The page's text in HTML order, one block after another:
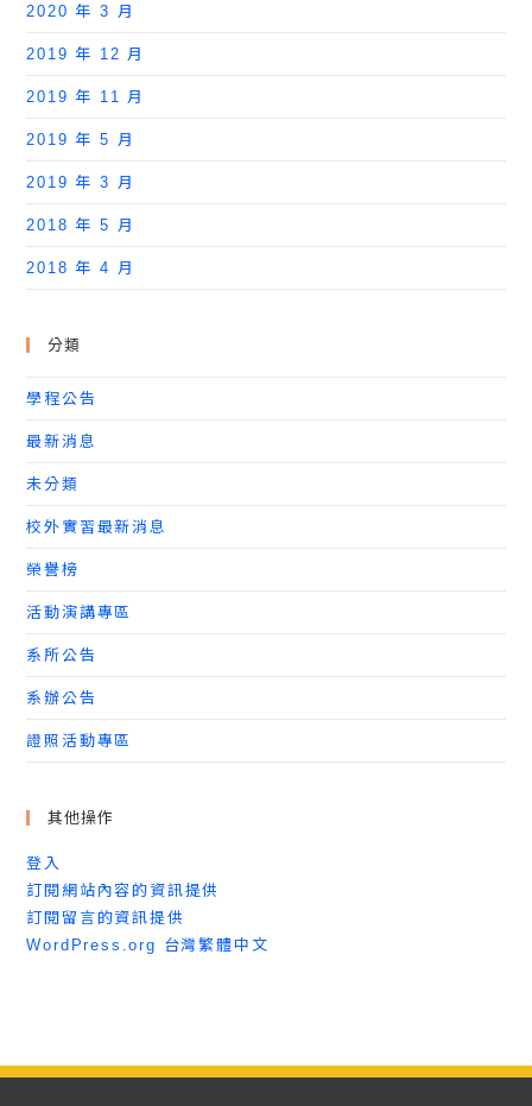
2020 年 3 月
2019 年 12 月
2019 年 11 月
2019 年 5 月
2019 年 3 月
2018 年 5 月
2018 年 4 月
分類
學程公告
最新消息
未分類
校外實習最新消息
榮譽榜
活動演講專區
系所公告
系辦公告
證照活動專區
其他操作
登入
訂閱網站內容的資訊提供
訂閱留言的資訊提供
WordPress.org 台灣繁體中文